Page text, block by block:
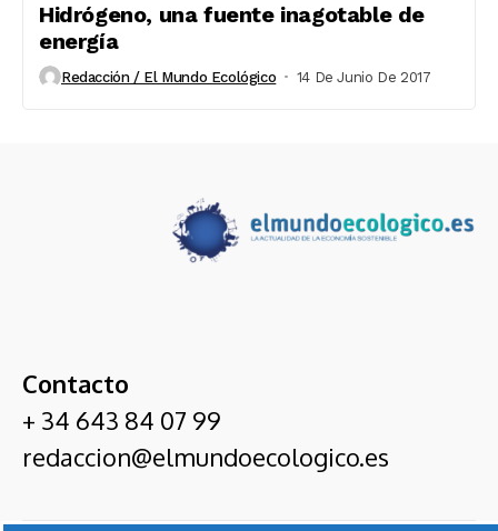
Hidrógeno, una fuente inagotable de
energía
Redacción / El Mundo Ecológico 14 De Junio De 2017
Contacto
+ 34 643 84 07 99
redaccion@elmundoecologico.es